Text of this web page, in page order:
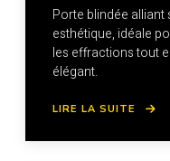
Porte blindée
esthétique, idéale
les effractions tout
élégant.
LIRE LA SUITE